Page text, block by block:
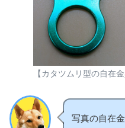
【カタツムリ型の自在金
写真の自在